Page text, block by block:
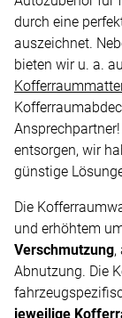
durch eine
auszeichnet.
bieten wir u. a.
entsorgen, wir
günstige
Die
und erhöhtem
Verschmutzung,
Abnutzung. Die
jeweilige